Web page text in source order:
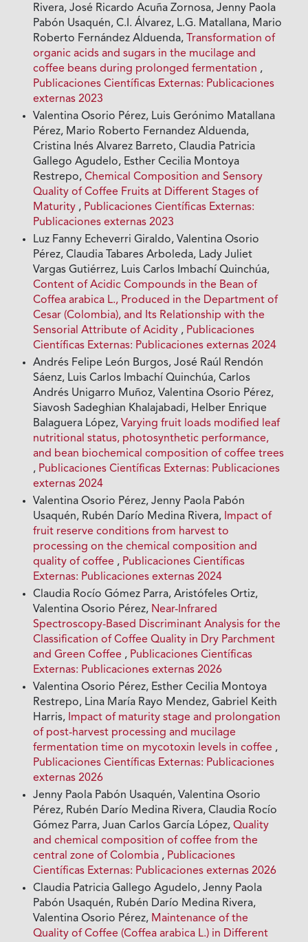
Rivera, José Ricardo Acuña Zornosa, Jenny Paola
Pabón Usaquén, C.I. Álvarez, L.G. Matallana, Mario
Roberto Fernández Alduenda, Transformation of
organic acids and sugars in the mucilage and
coffee beans during prolonged fermentation ,
Publicaciones Científicas Externas: Publicaciones
externas 2023
Valentina Osorio Pérez, Luis Gerónimo Matallana
Pérez, Mario Roberto Fernandez Alduenda,
Cristina Inés Alvarez Barreto, Claudia Patricia
Gallego Agudelo, Esther Cecilia Montoya
Restrepo,Chemical Composition and Sensory
Quality of Coffee Fruits at Different Stages of
Maturity , Publicaciones Científicas Externas:
Publicaciones externas 2023
Luz Fanny Echeverri Giraldo, Valentina Osorio
Pérez, Claudia Tabares Arboleda, Lady Juliet
Vargas Gutiérrez, Luis Carlos Imbachí Quinchúa,
Content of Acidic Compounds in the Bean of
Coffea arabica L., Produced in the Department of
Cesar (Colombia), and Its Relationship with the
Sensorial Attribute of Acidity , Publicaciones
Científicas Externas: Publicaciones externas 2024
Andrés Felipe León Burgos, José Raúl Rendón
Sáenz, Luis Carlos Imbachí Quinchúa, Carlos
Andrés Unigarro Muñoz, Valentina Osorio Pérez,
Siavosh Sadeghian Khalajabadi, Helber Enrique
Balaguera López,Varying fruit loads modified leaf
nutritional status, photosynthetic performance,
and bean biochemical composition of coffee trees
, Publicaciones Científicas Externas: Publicaciones
externas 2024
Valentina Osorio Pérez, Jenny Paola Pabón
Usaquén, Rubén Darío Medina Rivera, Impact of
fruit reserve conditions from harvest to
processing on the chemical composition and
quality of coffee , Publicaciones Científicas
Externas: Publicaciones externas 2024
Claudia Rocío Gómez Parra, Aristófeles Ortiz,
Valentina Osorio Pérez, Near-Infrared
Spectroscopy-Based Discriminant Analysis for the
Classification of Coffee Quality in Dry Parchment
and Green Coffee , Publicaciones Científicas
Externas: Publicaciones externas 2026
Valentina Osorio Pérez, Esther Cecilia Montoya
Restrepo, Lina María Rayo Mendez, Gabriel Keith
Harris, Impact of maturity stage and prolongation
of post-harvest processing and mucilage
fermentation time on mycotoxin levels in coffee ,
Publicaciones Científicas Externas: Publicaciones
externas 2026
Jenny Paola Pabón Usaquén, Valentina Osorio
Pérez, Rubén Darío Medina Rivera, Claudia Rocío
Gómez Parra, Juan Carlos García López,Quality
and chemical composition of coffee from the
central zone of Colombia , Publicaciones
Científicas Externas: Publicaciones externas 2026
Claudia Patricia Gallego Agudelo, Jenny Paola
Pabón Usaquén, Rubén Darío Medina Rivera,
Valentina Osorio Pérez, Maintenance of the
Quality of Coffee (Coffea arabica L.) in Different